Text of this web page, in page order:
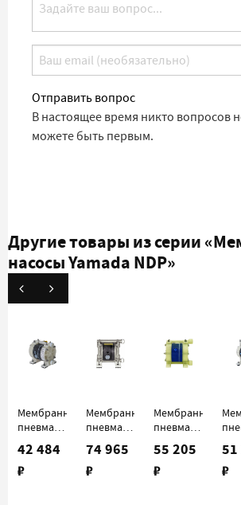
Отправить вопрос
В настоящее время никто вопросов
можете быть первым.
Другие товары из серии
насосы Yamada NDP»
Мембранный
пневматический
насос
Yamada
NDP-5FPT
42 484
₽
Мембранный
пневматический
насос
Yamada
NDP-5FST
74 965
₽
Мембранный
пневматический
насос
Yamada
NDP-
55 205
₽
NDP-
51
₽